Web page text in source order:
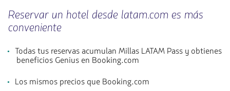
Reservar un hotel desde latam.com es más
conveniente
Todas tus reservas acumulan Millas LATAM Pass y obtienes
beneficios Genius en Booking.com
Los mismos precios que Booking.com